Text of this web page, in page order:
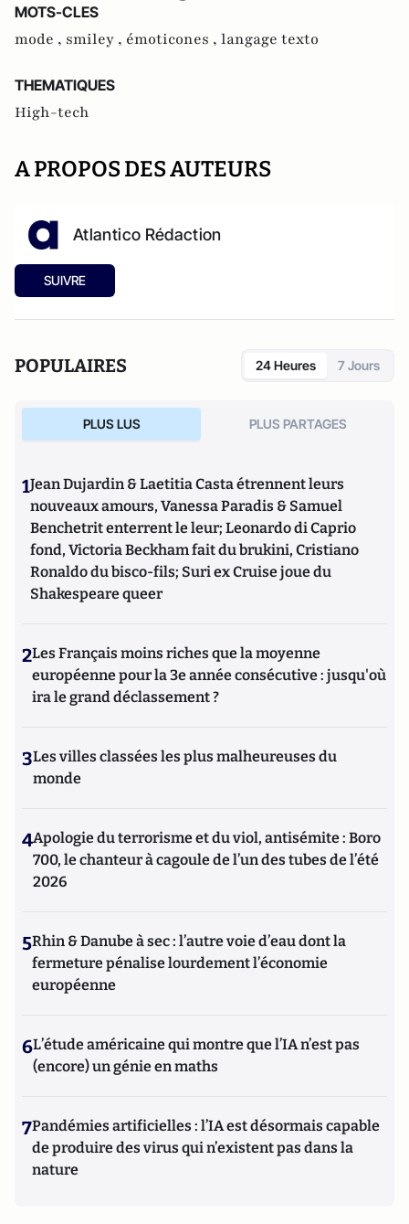
MOTS-CLES
mode , smiley , émoticones , langage texto
THEMATIQUES
High-tech
A PROPOS DES AUTEURS
Atlantico Rédaction
SUIVRE
POPULAIRES 24 Heures 7 Jours
PLUS LUS PLUS PARTAGES
1Jean Dujardin & Laetitia Casta étrennent leurs
nouveaux amours, Vanessa Paradis & Samuel
Benchetrit enterrent le leur; Leonardo di Caprio
fond, Victoria Beckham fait du brukini, Cristiano
Ronaldo du bisco-fils; Suri ex Cruise joue du
Shakespeare queer
2Les Français moins riches que la moyenne
européenne pour la 3e année consécutive : jusqu'où
ira le grand déclassement ?
3Les villes classées les plus malheureuses du
monde
4Apologie du terrorisme et du viol, antisémite : Boro
700, le chanteur à cagoule de l’un des tubes de l’été
2026
5Rhin & Danube à sec : l’autre voie d’eau dont la
fermeture pénalise lourdement l’économie
européenne
6L’étude américaine qui montre que l’IA n’est pas
(encore) un génie en maths
7Pandémies artificielles : l’IA est désormais capable
de produire des virus qui n’existent pas dans la
nature